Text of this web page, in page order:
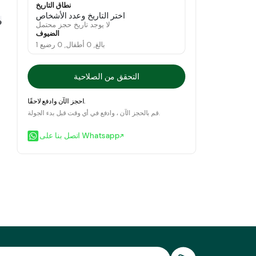
نطاق التاريخ
اختر التاريخ وعدد الأشخاص
لا يوجد تاريخ حجز محتمل
الضيوف
1 بالغ, 0 أطفال, 0 رضيع
التحقق من الصلاحية
احجز الآن وادفع لاحقًا.
قم بالحجز الآن ، وادفع في أي وقت قبل بدء الجولة.
اتصل بنا على Whatsapp